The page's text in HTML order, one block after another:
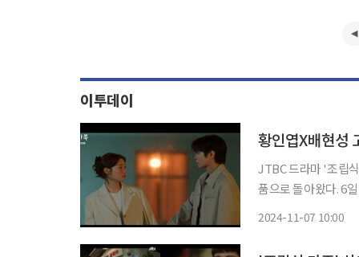
이투데이
황인엽X배현성
JTBC 드라마 '조립
품으로 돌아왔다. 6일 방송된 JTBC 수요드라마 '조립식 가족'에서는 10년간 찾지 않은 해동
2024-11-07 10:00